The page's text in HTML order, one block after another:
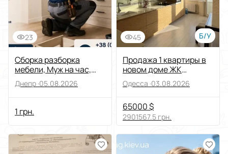
23
Сборка разборка
мебели, Муж на час,
мастер на час
Днепр ·05.08.2026
1 грн.
45 Б/У
Продажа 1 квартиры в
новом доме ЖК
Дмитриевский , 45м .
балкон
Одесса ·03.08.2026
65000 $
2901567.5 грн.